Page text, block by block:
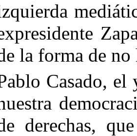
la forma de
Casado, el
derechas,